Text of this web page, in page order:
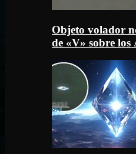
Objeto volador
de «V» sobre los